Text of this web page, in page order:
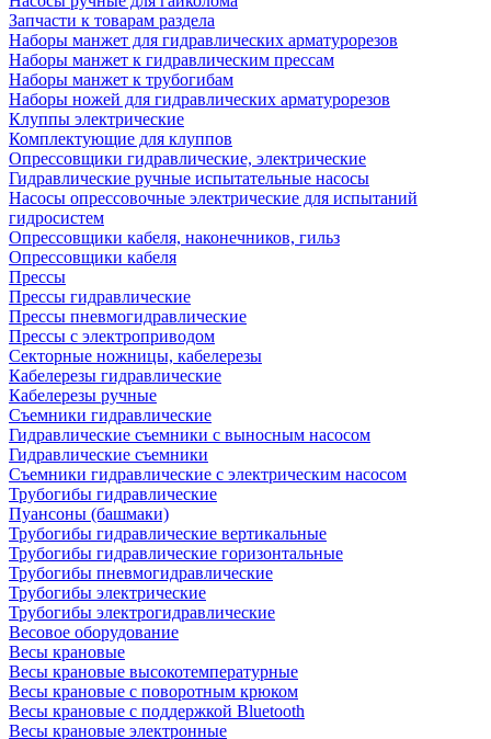
Запчасти к товарам раздела
Наборы манжет для гидравлических арматурорезов
Наборы манжет к гидравлическим прессам
Наборы манжет к трубогибам
Наборы ножей для гидравлических арматурорезов
Клуппы электрические
Комплектующие для клуппов
Опрессовщики гидравлические, электрические
Гидравлические ручные испытательные насосы
Насосы опрессовочные электрические для испытаний
гидросистем
Опрессовщики кабеля, наконечников, гильз
Опрессовщики кабеля
Прессы
Прессы гидравлические
Прессы пневмогидравлические
Прессы с электроприводом
Секторные ножницы, кабелерезы
Кабелерезы гидравлические
Кабелерезы ручные
Съемники гидравлические
Гидравлические cъемники с выносным насосом
Гидравлические съемники
Съемники гидравлические с электрическим насосом
Трубогибы гидравлические
Пуансоны (башмаки)
Трубогибы гидравлические вертикальные
Трубогибы гидравлические горизонтальные
Трубогибы пневмогидравлические
Трубогибы электрические
Трубогибы электрогидравлические
Весовое оборудование
Весы крановые
Весы крановые высокотемпературные
Весы крановые с поворотным крюком
Весы крановые с поддержкой Bluetooth
Весы крановые электронные